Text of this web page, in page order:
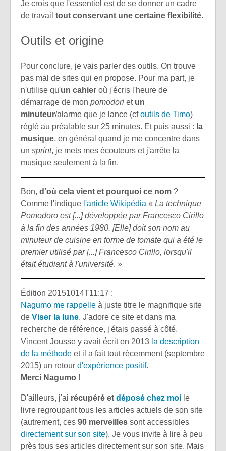
Je crois que l'essentiel est de se donner un cadre
de travail tout conservant une certaine flexibilité.
Outils et origine
Pour conclure, je vais parler des outils. On trouve
pas mal de sites qui en propose. Pour ma part, je
n'utilise qu'un cahier où j'écris l'heure de
démarrage de mon pomodori et un
minuteur/alarme que je lance (cfoutils de Timo)
réglé au préalable sur 25 minutes. Et puis aussi : la
musique, en général quand je me concentre dans
un sprint, je mets mes écouteurs et j'arrête la
musique seulement à la fin.
Bon, d'où cela vient et pourquoi ce nom ?
Comme l'indique l'article Wikipédia « La technique
Pomodoro est [...] développée par Francesco Cirillo
à la fin des années 1980. [Elle] doit son nom au
minuteur de cuisine en forme de tomate qui a été le
premier utilisé par [...] Francesco Cirillo, lorsqu'il
était étudiant à l'université. »
Édition 20151014T11:17 :
Nagumo me rappelle à juste titre le magnifique site
de Viser la lune. J'adore ce site et dans ma
recherche de référence, j'étais passé à côté.
Vincent Jousse y avait écrit en 2013 la description
de la méthode et il a fait tout récemment (septembre
2015) un retour d'expérience positif.
Merci Nagumo !
D'ailleurs, j'ai récupéré et déposé chez moi le
livre regroupant tous les articles actuels de son site
(autrement, ces 90 merveilles sont accessibles
directement sur son site). Je vous invite à lire à peu
près tous ses articles directement sur son site. Mais